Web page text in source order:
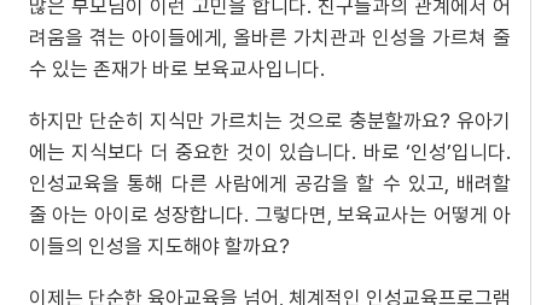
많은 부모님이 이런 고민을 합니다. 친구들과의 관계에서 어
려움을 겪는 아이들에게, 올바른 가치관과 인성을 가르쳐 줄
수 있는 존재가 바로 보육교사입니다.
하지만 단순히 지식만 가르치는 것으로 충분할까요? 유아기
에는 지식보다 더 중요한 것이 있습니다. 바로 ‘인성’입니다.
인성교육을 통해 다른 사람에게 공감을 할 수 있고, 배려할
줄 아는 아이로 성장합니다. 그렇다면, 보육교사는 어떻게 아
이들의 인성을 지도해야 할까요?
이제는 단순한 육아교육을 넘어, 체계적인 인성교육프로그램